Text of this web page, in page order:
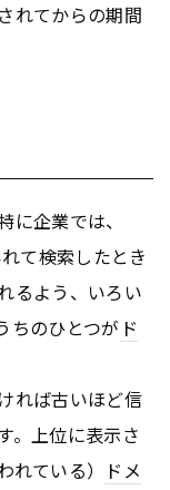
れてからの期間
に企業では、
て検索したとき
るよう、いろい
ちのひとつが ド
れば古いほど信
。上位に表示さ
ている）
ドメ